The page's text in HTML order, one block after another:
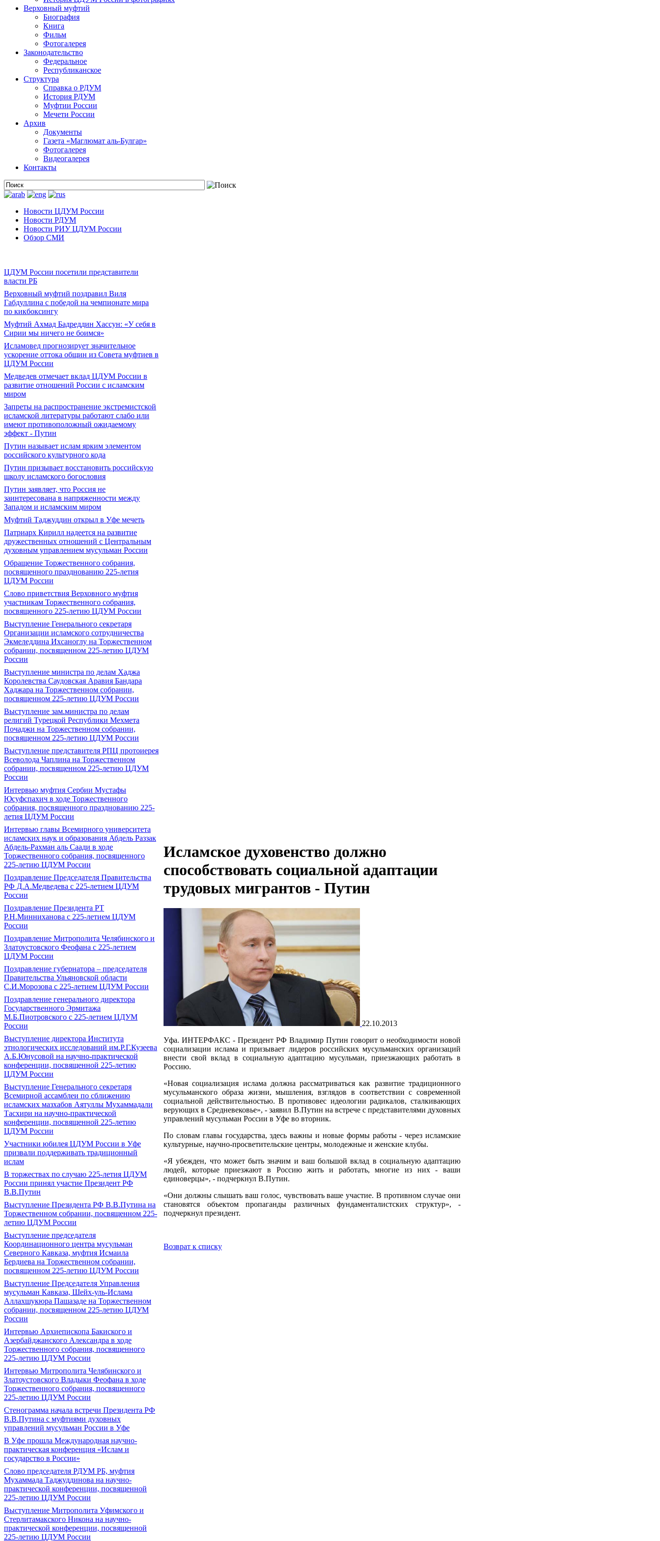
Верховный муфтий
Биография
Книга
Фильм
Фотогалерея
Законодательство
Федеральное
Республиканское
Структура
Справка о РДУМ
История РДУМ
Муфтии России
Мечети России
Архив
Документы
Газета «Маглюмат аль-Булгар»
Фотогалерея
Видеогалерея
Контакты
Новости ЦДУМ России
Новости РДУМ
Новости РИУ ЦДУМ России
Обзор СМИ
ЦДУМ России посетили представители
власти РБ
Верховный муфтий поздравил Виля
Габдуллина с победой на чемпионате мира
по кикбоксингу
Муфтий Ахмад Бадреддин Хассун: «У себя в
Сирии мы ничего не боимся»
Исламовед прогнозирует значительное
ускорение оттока общин из Совета муфтиев в
ЦДУМ России
Медведев отмечает вклад ЦДУМ России в
развитие отношений России с исламским
миром
Запреты на распространение экстремистской
исламской литературы работают слабо или
имеют противоположный ожидаемому
эффект - Путин
Путин называет ислам ярким элементом
российского культурного кода
Путин призывает восстановить российскую
школу исламского богословия
Путин заявляет, что Россия не
заинтересована в напряженности между
Западом и исламским миром
Муфтий Таджуддин открыл в Уфе мечеть
Патриарх Кирилл надеется на развитие
дружественных отношений с Центральным
духовным управлением мусульман России
Обращение Торжественного собрания,
посвященного празднованию 225-летия
ЦДУМ России
Слово приветствия Верховного муфтия
участникам Торжественного собрания,
посвященного 225-летию ЦДУМ России
Выступление Генерального секретаря
Организации исламского сотрудничества
Экмеледдина Ихсаноглу на Торжественном
собрании, посвященном 225-летию ЦДУМ
России
Выступление министра по делам Хаджа
Королевства Саудовская Аравия Бандара
Хаджара на Торжественном собрании,
посвященном 225-летию ЦДУМ России
Выступление зам.министра по делам
религий Турецкой Республики Мехмета
Почаджи на Торжественном собрании,
посвященном 225-летию ЦДУМ России
Выступление представителя РПЦ протоиерея
Всеволода Чаплина на Торжественном
собрании, посвященном 225-летию ЦДУМ
России
Интервью муфтия Сербии Мустафы
Юсуфспахич в ходе Торжественного
собрания, посвященного празднованию 225-
летия ЦДУМ России
Интервью главы Всемирного университета
исламских наук и образования Абдель Раззак
Абдель-Рахман аль Саади в ходе
Торжественного собрания, посвященного
225-летию ЦДУМ России
Поздравление Председателя Правительства
РФ Д.А.Медведева с 225-летием ЦДУМ
России
Поздравление Президента РТ
Р.Н.Минниханова с 225-летием ЦДУМ
России
Поздравление Митрополита Челябинского и
Златоустовского Феофана с 225-летием
ЦДУМ России
Поздравление губернатора ‒ председателя
Правительства Ульяновской области
С.И.Морозова с 225-летием ЦДУМ России
Поздравление генерального директора
Государственного Эрмитажа
М.Б.Пиотровского с 225-летием ЦДУМ
России
Выступление директора Института
этнологических исследований им.Р.Г.Кузеева
А.Б.Юнусовой на научно-практической
конференции, посвященной 225-летию
ЦДУМ России
Выступление Генерального секретаря
Всемирной ассамблеи по сближению
исламских мазхабов Аятуллы Мухаммадали
Тасхири на научно-практической
конференции, посвященной 225-летию
ЦДУМ России
Участники юбилея ЦДУМ России в Уфе
призвали поддерживать традиционный
ислам
В торжествах по случаю 225-летия ЦДУМ
России принял участие Президент РФ
В.В.Путин
Выступление Президента РФ В.В.Путина на
Торжественном собрании, посвященном 225-
летию ЦДУМ России
Выступление председателя
Координационного центра мусульман
Северного Кавказа, муфтия Исмаила
Бердиева на Торжественном собрании,
посвященном 225-летию ЦДУМ России
Выступление Председателя Управления
мусульман Кавказа, Шейх-уль-Ислама
Аллахшукюра Пашазаде на Торжественном
собрании, посвященном 225-летию ЦДУМ
России
Интервью Архиепископа Бакиского и
Азербайджанского Александра в ходе
Торжественного собрания, посвященного
225-летию ЦДУМ России
Интервью Митрополита Челябинского и
Златоустовского Владыки Феофана в ходе
Торжественного собрания, посвященного
225-летию ЦДУМ России
Стенограмма начала встречи Президента РФ
В.В.Путина с муфтиями духовных
управлений мусульман России в Уфе
В Уфе прошла Международная научно-
практическая конференция «Ислам и
государство в России»
Слово председателя РДУМ РБ, муфтия
Мухаммада Таджуддинова на научно-
практической конференции, посвященной
225-летию ЦДУМ России
Выступление Митрополита Уфимского и
Стерлитамакского Никона на научно-
практической конференции, посвященной
225-летию ЦДУМ России
Исламское духовенство должно
способствовать социальной адаптации
трудовых мигрантов - Путин
22.10.2013
Уфа. ИНТЕРФАКС - Президент РФ Владимир Путин говорит о необходимости новой
социализации ислама и призывает лидеров российских мусульманских организаций
внести свой вклад в социальную адаптацию мусульман, приезжающих работать в
Россию.
«Новая социализация ислама должна рассматриваться как развитие традиционного
мусульманского образа жизни, мышления, взглядов в соответствии с современной
социальной действительностью. В противовес идеологии радикалов, сталкивающих
верующих в Средневековье», - заявил В.Путин на встрече с представителями духовных
управлений мусульман России в Уфе во вторник.
По словам главы государства, здесь важны и новые формы работы - через исламские
культурные, научно-просветительские центры, молодежные и женские клубы.
«Я убежден, что может быть значим и ваш большой вклад в социальную адаптацию
людей, которые приезжают в Россию жить и работать, многие из них - ваши
единоверцы», - подчеркнул В.Путин.
«Они должны слышать ваш голос, чувствовать ваше участие. В противном случае они
становятся объектом пропаганды различных фундаменталистских структур», -
подчеркнул президент.
Возврат к списку